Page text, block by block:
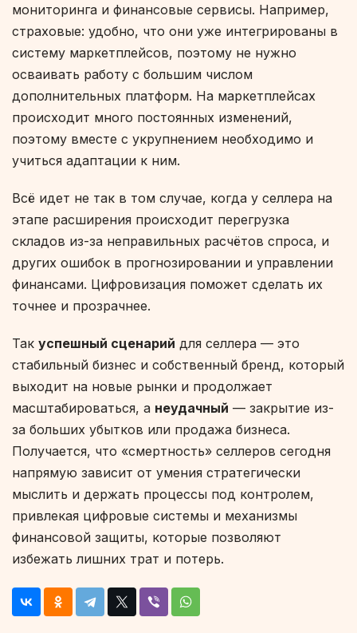
мониторинга и финансовые сервисы. Например,
страховые: удобно, что они уже интегрированы в
систему маркетплейсов, поэтому не нужно
осваивать работу с большим числом
дополнительных платформ. На маркетплейсах
происходит много постоянных изменений,
поэтому вместе с укрупнением необходимо и
учиться адаптации к ним.
Всё идет не так в том случае, когда у селлера на
этапе расширения происходит перегрузка
складов из-за неправильных расчётов спроса, и
других ошибок в прогнозировании и управлении
финансами. Цифровизация поможет сделать их
точнее и прозрачнее.
Так успешный сценарий для селлера — это
стабильный бизнес и собственный бренд, который
выходит на новые рынки и продолжает
масштабироваться, а неудачный — закрытие из-
за больших убытков или продажа бизнеса.
Получается, что «смертность» селлеров сегодня
напрямую зависит от умения стратегически
мыслить и держать процессы под контролем,
привлекая цифровые системы и механизмы
финансовой защиты, которые позволяют
избежать лишних трат и потерь.